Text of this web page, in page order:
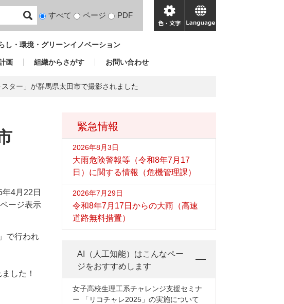
検
対
すべて ページ PDF
色・
文
language
し・環境・グリーンイノベーション
画 組織からさがす お問い合わせ
ター」が群馬県太田市で撮影されました
4月22日
ージ表示
で行われ
した！
緊急情報
2026年8月3日
大雨危険警報等（令和8年7月17
日）に関する情報（危機管理課）
2026年7月29日
令和8年7月17日からの大雨（高速
道路無料措置）
AI（人工知能）はこんなペー
ジをおすすめします
女子高校生理工系チャレンジ支援セミナ
ー 「リコチャレ2025」の実施について